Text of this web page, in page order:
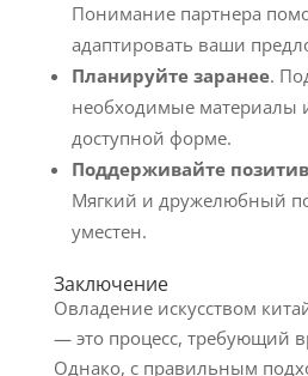
Понимание партнера
адаптировать ваши
Планируйте заранее.
необходимые материалы
доступной форме.
Поддерживайте
Мягкий и дружелюбный
уместен.
Заключение
Овладение искусством
— это процесс, требующий
Однако, с правильным